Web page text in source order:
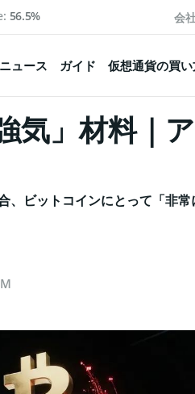
56.5% 会
ニュース ガイド 仮想通貨の買
気」材料｜
、ビットコインにとって「非